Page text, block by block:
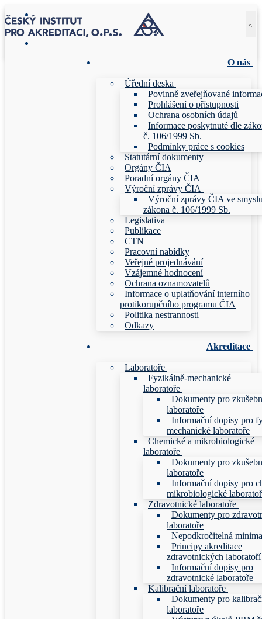
Přeskočit
na
obsah
Menu
Zavřeno
O nás
Úřední deska
Povinně zveřejňované
Prohlášení o přístupnosti
Ochrana osobních údajů
Informace poskytnuté dle
č. 106/1999 Sb.
Podmínky práce s cookies
Statutární dokumenty
Orgány ČIA
Poradní orgány ČIA
Výroční zprávy ČIA
Výroční zprávy ČIA ve
zákona č. 106/1999 Sb.
Legislativa
Publikace
CTN
Pracovní nabídky
Veřejné projednávání
Vzájemné hodnocení
Ochrana oznamovatelů
Informace o uplatňování interního
protikorupčního programu ČIA
Politika nestrannosti
Odkazy
Akreditace
Laboratoře
Fyzikálně-mechanické
laboratoře
Dokumenty pro
laboratoře
Informační dopisy pro
mechanické laboratoře
Chemické a mikrobiologické
laboratoře
Dokumenty pro
laboratoře
Informační dopisy pro
mikrobiologické
Zdravotnické laboratoře
Dokumenty pro
laboratoře
Nepodkročitelná minima
Principy akreditace
zdravotnických laboratoří
Informační dopisy pro
zdravotnické laboratoře
Kalibrační laboratoře
Dokumenty pro
laboratoře